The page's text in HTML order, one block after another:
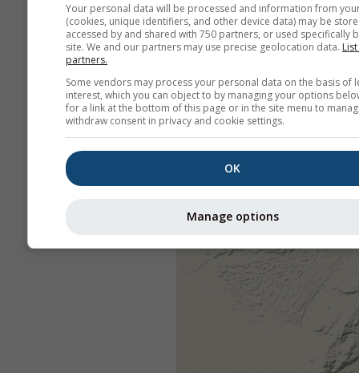
Your personal data will be processed and information from
(cookies, unique identifiers, and other device data) may be
accessed by and shared with 750 partners, or used specifically
site. We and our partners may use precise geolocation data.
partners.
Some vendors may process your personal data on the basis of
interest, which you can object to by managing your options
for a link at the bottom of this page or in the site menu to
withdraw consent in privacy and cookie settings.
OK
Manage options